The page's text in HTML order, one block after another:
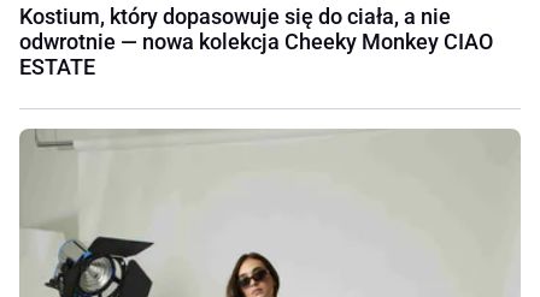
Kostium, który dopasowuje się do ciała, a nie
odwrotnie — nowa kolekcja Cheeky Monkey CIAO
ESTATE